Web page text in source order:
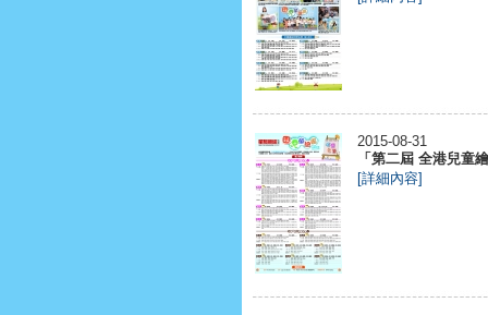
2015-08-31
「第二屆 全港兒童
[詳細內容]